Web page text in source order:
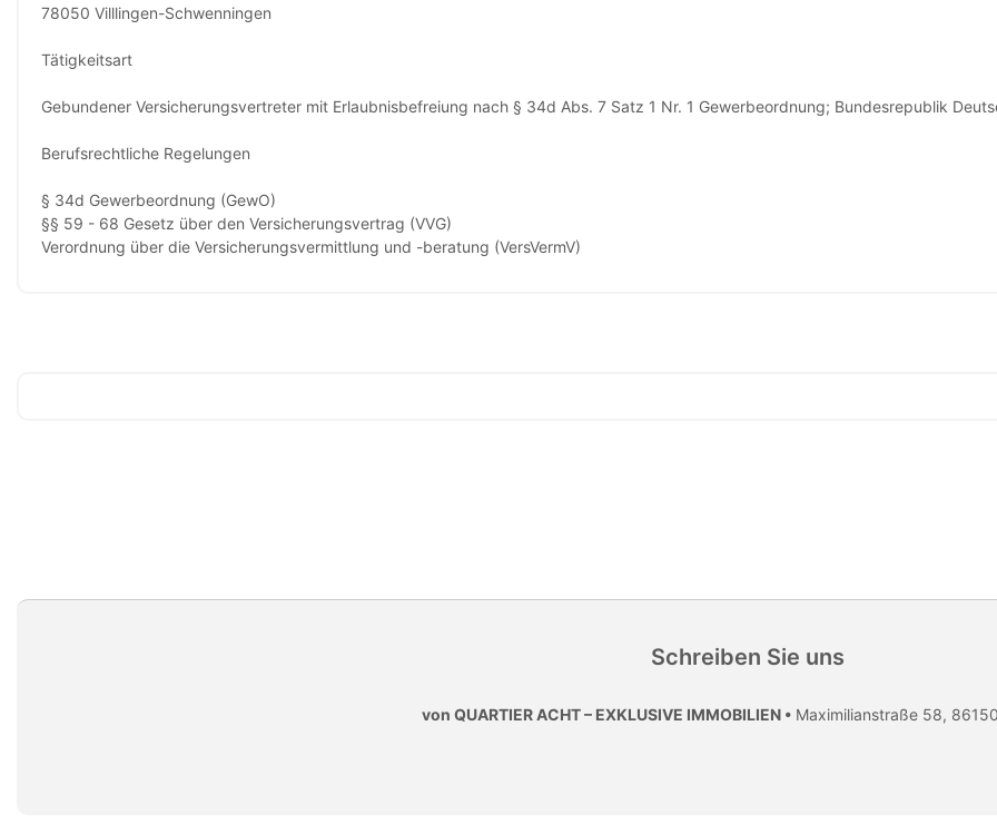
78050 Villlingen-Schwenningen
Tätigkeitsart
Gebundener Versicherungs­vertreter mit Erlaubnis­befreiung nach § 34d Abs. 7 Satz 1 Nr. 1 Gewerbe­ordnung; Bundes­republik
Berufsrechtliche Regelungen
§ 34d Gewerbeordnung (GewO)
§§ 59 - 68 Gesetz über den Versicherungs­vertrag (VVG)
Verordnung über die Versicherungs­vermittlung und -beratung (VersVermV)
Schreiben Sie uns
von QUARTIER ACHT – EXKLUSIVE IMMOBILIEN • Maximilianstraße 58,